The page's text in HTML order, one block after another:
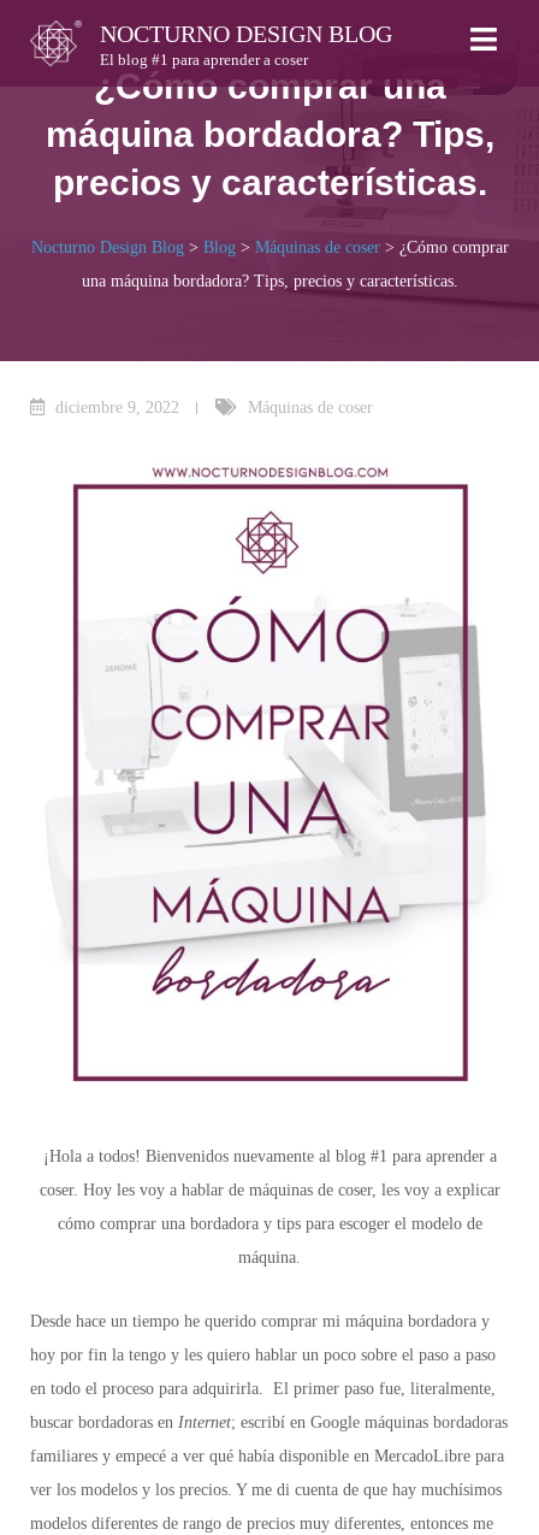
content
NOCTURNO DESIGN BLOG
El blog #1 para aprender a coser
¿Cómo comprar una
máquina bordadora? Tips,
precios y características.
Nocturno Design Blog> Blog> Máquinas de coser> ¿Cómo comprar
una máquina bordadora? Tips, precios y características.
diciembre 9, 2022 Máquinas de coser
¡Hola a todos! Bienvenidos nuevamente al blog #1 para aprender a
coser. Hoy les voy a hablar de máquinas de coser, les voy a explicar
cómo comprar una bordadora y tips para escoger el modelo de
máquina.
Desde hace un tiempo he querido comprar mi máquina bordadora y
hoy por fin la tengo y les quiero hablar un poco sobre el paso a paso
en todo el proceso para adquirirla. El primer paso fue, literalmente,
buscar bordadoras en Internet; escribí en Google máquinas bordadoras
familiares y empecé a ver qué había disponible en MercadoLibre para
ver los modelos y los precios. Y me di cuenta de que hay muchísimos
modelos diferentes de rango de precios muy diferentes, entonces me